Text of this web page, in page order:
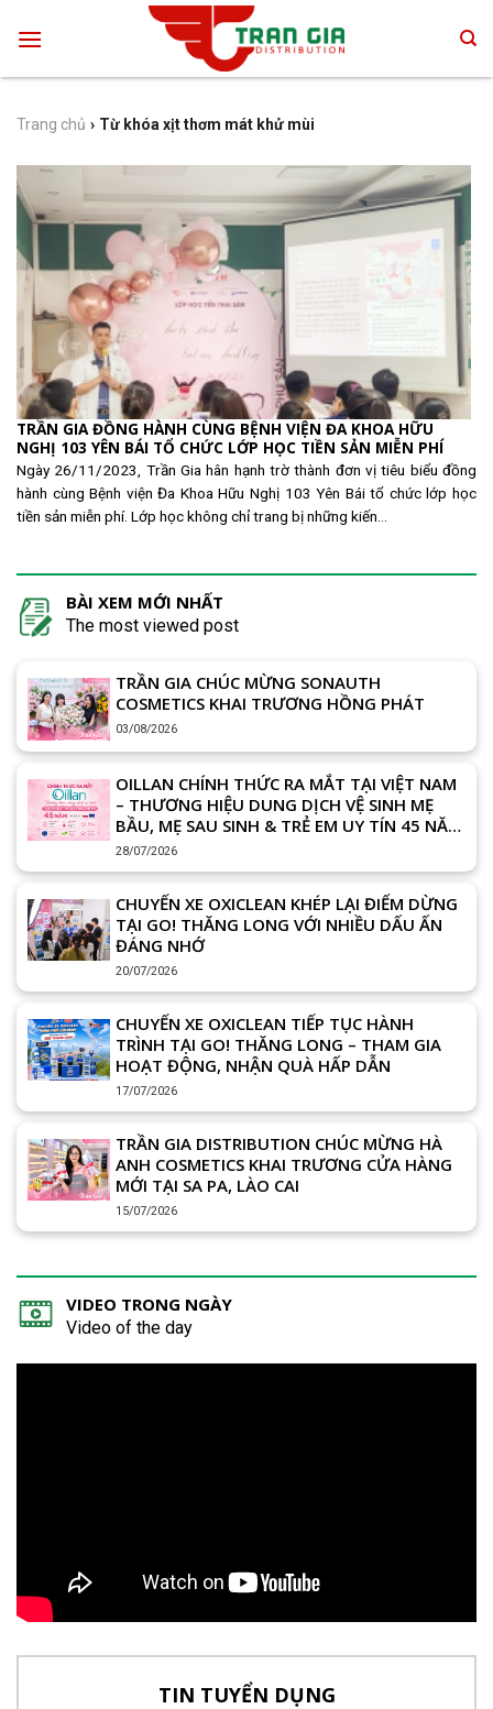
Trang chủ › Từ khóa xịt thơm mát khử mùi
TRẦN GIA ĐỒNG HÀNH CÙNG BỆNH VIỆN ĐA KHOA HỮU
NGHỊ 103 YÊN BÁI TỔ CHỨC LỚP HỌC TIỀN SẢN MIỄN PHÍ
Ngày 26/11/2023, Trần Gia hân hạnh trờ thành đơn vị tiêu biểu đồng
hành cùng Bệnh viện Đa Khoa Hữu Nghị 103 Yên Bái tổ chức lớp học
tiền sản miễn phí. Lớp học không chỉ trang bị những kiến...
BÀI XEM MỚI NHẤT
The most viewed post
TRẦN GIA CHÚC MỪNG SONAUTH
COSMETICS KHAI TRƯƠNG HỒNG PHÁT
03/08/2026
OILLAN CHÍNH THỨC RA MẮT TẠI VIỆT NAM
– THƯƠNG HIỆU DUNG DỊCH VỆ SINH MẸ
BẦU, MẸ SAU SINH & TRẺ EM UY TÍN 45 NĂM
TỪ CHÂU ÂU
28/07/2026
CHUYẾN XE OXICLEAN KHÉP LẠI ĐIỂM DỪNG
TẠI GO! THĂNG LONG VỚI NHIỀU DẤU ẤN
ĐÁNG NHỚ
20/07/2026
CHUYẾN XE OXICLEAN TIẾP TỤC HÀNH
TRÌNH TẠI GO! THĂNG LONG – THAM GIA
HOẠT ĐỘNG, NHẬN QUÀ HẤP DẪN
17/07/2026
TRẦN GIA DISTRIBUTION CHÚC MỪNG HÀ
ANH COSMETICS KHAI TRƯƠNG CỬA HÀNG
MỚI TẠI SA PA, LÀO CAI
15/07/2026
VIDEO TRONG NGÀY
Video of the day
TIN TUYỂN DỤNG